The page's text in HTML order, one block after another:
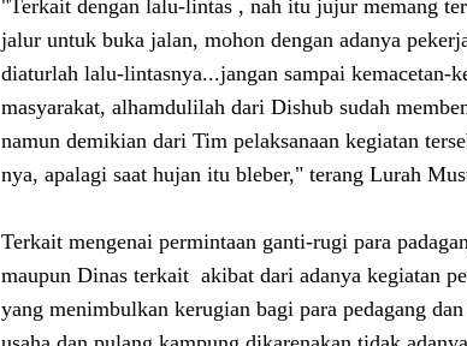
"Terkait dengan lalu-lintas , nah itu jujur memang
jalur untuk buka jalan, mohon dengan adanya
diaturlah lalu-lintasnya...jangan sampai kemacetan-
masyarakat, alhamdulilah dari Dishub sudah
namun demikian dari Tim pelaksanaan kegiatan
nya, apalagi saat hujan itu bleber," terang Lurah
Terkait mengenai permintaan ganti-rugi para
maupun Dinas terkait akibat dari adanya kegiatan
yang menimbulkan kerugian bagi para pedagang